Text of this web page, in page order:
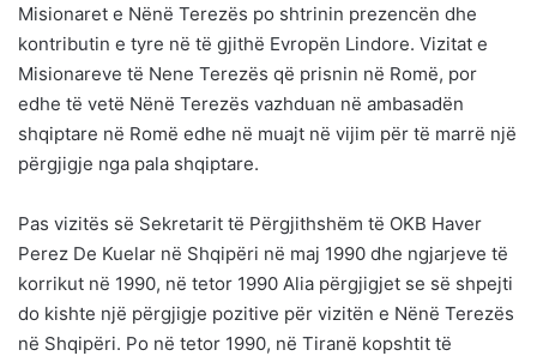
Misionaret e Nënë Terezës po shtrinin prezencën dhe
kontributin e tyre në të gjithë Evropën Lindore. Vizitat e
Misionareve të Nene Terezës që prisnin në Romë, por
edhe të vetë Nënë Terezës vazhduan në ambasadën
shqiptare në Romë edhe në muajt në vijim për të marrë një
përgjigje nga pala shqiptare.
Pas vizitës së Sekretarit të Përgjithshëm të OKB Haver
Perez De Kuelar në Shqipëri në maj 1990 dhe ngjarjeve të
korrikut në 1990, në tetor 1990 Alia përgjigjet se së shpejti
do kishte një përgjigje pozitive për vizitën e Nënë Terezës
në Shqipëri. Po në tetor 1990, në Tiranë kopshtit të